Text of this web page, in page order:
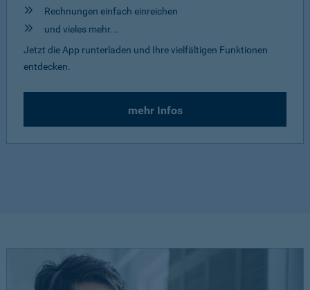
Rechnungen einfach einreichen
und vieles mehr...
Jetzt die App runterladen und Ihre vielfältigen Funktionen
entdecken.
mehr Infos